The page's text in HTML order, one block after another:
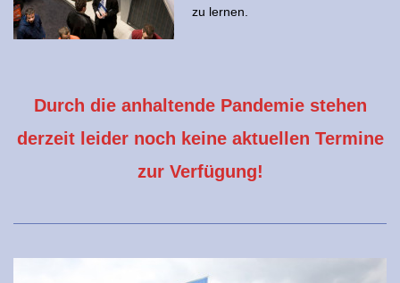
zu lernen.
Durch die anhaltende Pandemie stehen
derzeit leider noch keine aktuellen Termine
zur Verfügung!